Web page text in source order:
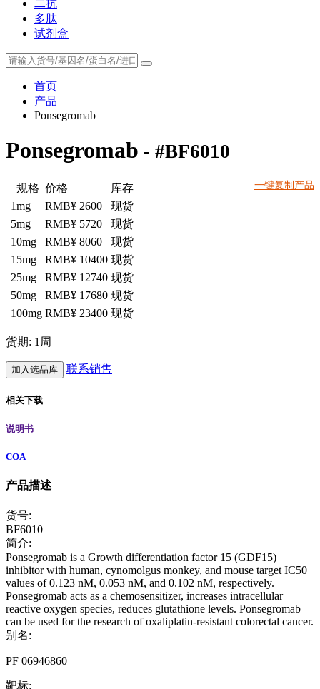
二抗
多肽
试剂盒
首页
产品
Ponsegromab
Ponsegromab - #BF6010
一键复制产品
规格 价格
库存
1mg
RMB¥ 2600
现货
5mg
RMB¥ 5720
现货
10mg
RMB¥ 8060
现货
15mg
RMB¥ 10400 现货
25mg
RMB¥ 12740 现货
50mg
RMB¥ 17680 现货
100mg RMB¥ 23400 现货
货期: 1周
加入选品库 联系销售
相关下载
说明书
COA
产品描述
货号:
BF6010
简介:
Ponsegromab is a Growth differentiation factor 15 (GDF15)
inhibitor with human, cynomolgus monkey, and mouse target IC50
values of 0.123 nM, 0.053 nM, and 0.102 nM, respectively.
Ponsegromab acts as a chemosensitizer, increases intracellular
reactive oxygen species, reduces glutathione levels. Ponsegromab
can be used for the research of oxaliplatin-resistant colorectal cancer.
别名:
PF 06946860
靶标: